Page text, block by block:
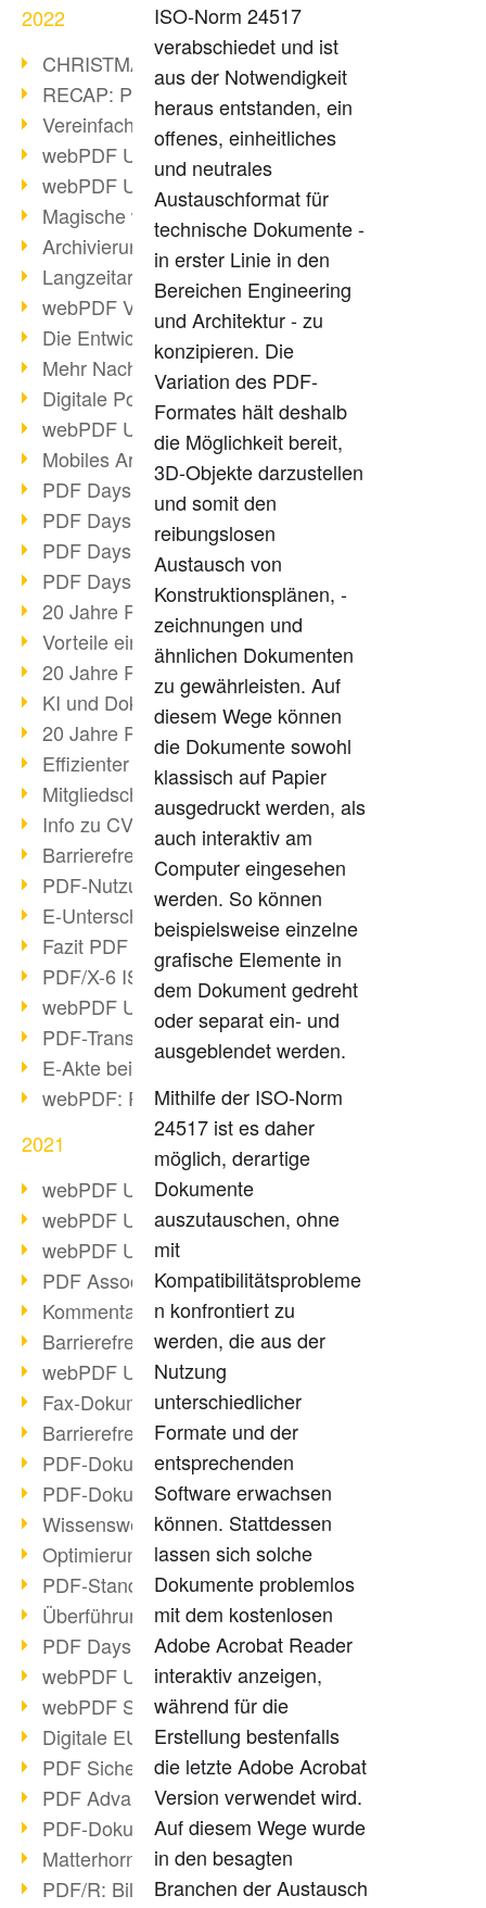
2022
CHRISTMAS 2022 loading
RECAP: PDF Days Europe 2022
Vereinfachung Personalprozesse
webPDF Update 8.0.0.2727
webPDF Update 9.0.0.2732
Magische webPDF Version 9
Archivierung: Aufbewahrungsfristen
Langzeitarchivierung mit PDF/A
webPDF Video - Behind the Scenes
Die Entwicklung von PDF/X
Mehr Nachhaltigkeit durch PDF
Digitale Post als PDF/A
webPDF Update 8.0.0.2531
Mobiles Arbeiten mit PDF
PDF Days 2022 Themenblock 3
PDF Days 2022 Themenblock 2
PDF Days 2022 Themenblock 1
PDF Days Europe 2022
20 Jahre PDF/X (Teil 3)
Vorteile einer PDF-Businesslösung
20 Jahre PDF/X (Teil 2)
KI und Dokumenten-Management
20 Jahre PDF/X (Teil 1)
Effizienter Dokumenten Workflow
Mitgliedschaft PDF Association
Info zu CVE-2022-22965
Barrierefreiheit mehr als Inklusion
PDF-Nutzung durch Pandemie
E-Unterschriften für Verwaltung
Fazit PDF Days 2021
PDF/X-6 ISO-Norm
webPDF Update 8.0.0.2393
PDF-Transparenz beim PDF-Format
E-Akte bei Behörden
webPDF: PDF-Anhänge verwalten
2021
webPDF Update 8.0.0.2376
webPDF Update 8.0.0.2374
webPDF Update 8.0.0.2372
PDF Association 2021 Entwicklungen
Kommentare im PDF einfügen
Barrierefreie PDF-Dokumente (3/3)
webPDF Update 8.0.0.2338
Fax-Dokumente in Workflow
Barrierefreie PDF-Dokumente (2/3)
PDF-Dokumente mit OCR optimieren
PDF-Dokumente barrierefrei?
Wissenswertes über E-Signatur
Optimierung des PDF-Formats
PDF-Standards im Überblick
Überführung PDF/A in Archivsystem
PDF Days Europe 2021
webPDF Update 8.0.0.2282
webPDF Statistik-Auswertungen
Digitale EU COVID-Zertifikate
PDF Sicherheitseinstellungen
PDF Advanced Electronic Signature
PDF-Dokumente neu organisieren
Matterhorn Protokoll 1.1 verfügbar
PDF/R: Bildformat der Zukunft
ISO-Norm 24517
verabschiedet und ist
aus der Notwendigkeit
heraus entstanden, ein
offenes, einheitliches
und neutrales
Austauschformat für
technische Dokumente -
in erster Linie in den
Bereichen Engineering
und Architektur - zu
konzipieren. Die
Variation des PDF-
Formates hält deshalb
die Möglichkeit bereit,
3D-Objekte darzustellen
und somit den
reibungslosen
Austausch von
Konstruktionsplänen, -
zeichnungen und
ähnlichen Dokumenten
zu gewährleisten. Auf
diesem Wege können
die Dokumente sowohl
klassisch auf Papier
ausgedruckt werden, als
auch interaktiv am
Computer eingesehen
werden. So können
beispielsweise einzelne
grafische Elemente in
dem Dokument gedreht
oder separat ein- und
ausgeblendet werden.
Mithilfe der ISO-Norm
24517 ist es daher
möglich, derartige
Dokumente
auszutauschen, ohne
mit
Kompatibilitätsprobleme
n konfrontiert zu
werden, die aus der
Nutzung
unterschiedlicher
Formate und der
entsprechenden
Software erwachsen
können. Stattdessen
lassen sich solche
Dokumente problemlos
mit dem kostenlosen
Adobe Acrobat Reader
interaktiv anzeigen,
während für die
Erstellung bestenfalls
die letzte Adobe Acrobat
Version verwendet wird.
Auf diesem Wege wurde
in den besagten
Branchen der Austausch